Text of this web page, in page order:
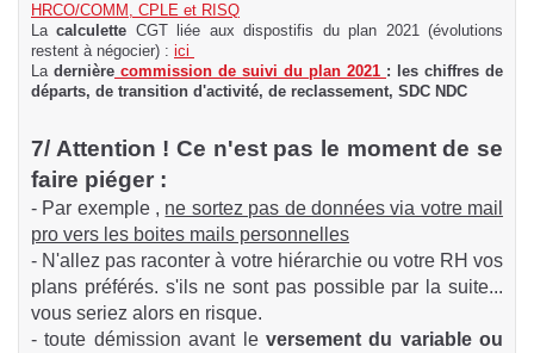
HRCO/COMM, CPLE et RISQ
Lacalculette CGT liée aux dispostifis du plan 2021 (évolutions
restent à négocier) : ici
La dernière commission de suivi du plan 2021 : les chiffres de
départs, de transition d'activité, de reclassement, SDC NDC
7/ Attention ! Ce n'est pas le moment de se
faire piéger :
- Par exemple , ne sortez pas de données via votre mail
pro vers les boites mails personnelles
- N'allez pas raconter à votre hiérarchie ou votre RH vos
plans préférés. s'ils ne sont pas possible par la suite...
vous seriez alors en risque.
- toute démission avant leversement du variable ou